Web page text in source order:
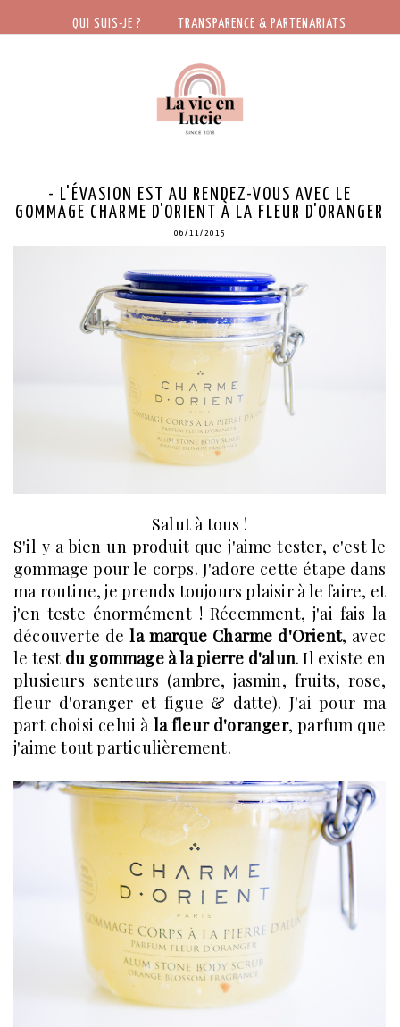
- L'ÉVASION EST AU RENDEZ-VOUS AVEC LE
GOMMAGE CHARME D'ORIENT À LA FLEUR D'ORANGER
06/11/2015
Salut à tous !
S'il y a bien un produit que j'aime tester, c'est le
gommage pour le corps. J'adore cette étape dans
ma routine, je prends toujours plaisir à le faire, et
j'en teste énormément ! Récemment, j'ai fais la
découverte dela marque Charme d'Orient, avec
le test du gommage à la pierre d'alun. Il existe en
plusieurs senteurs (ambre, jasmin, fruits, rose,
fleur d'oranger et figue & datte). J'ai pour ma
part choisi celui à la fleur d'oranger, parfum que
j'aime tout particulièrement.
QUI SUIS-JE ? TRANSPARENCE & PARTENARIATS